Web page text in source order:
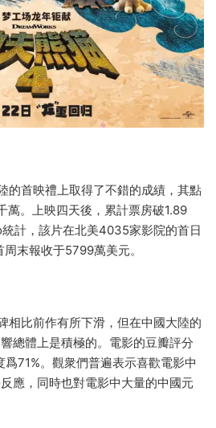
的首映禮上取得了不錯的成績，其點
萬。上映四天後，累計票房破1.89
計，該片在北美4035家影院的首日
末報收于5799萬美元。
相比前作有所下滑，但在中國大陸的
總體上是積極的。電影的豆瓣評分
71%。觀衆們普遍表示喜歡電影中
應，同時也對電影中大量的中國元